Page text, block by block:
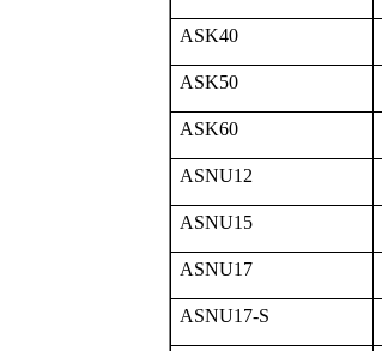
ASK40
ASK50
ASK60
ASNU12
ASNU15
ASNU17
ASNU17-S